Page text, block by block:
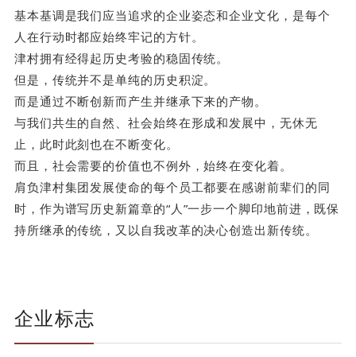
基本基调是我们应当追求的企业姿态和企业文化，是每个
人在行动时都应始终牢记的方针。
津村拥有经得起历史考验的稳固传统。
但是，传统并不是单纯的历史积淀。
而是通过不断创新而产生并继承下来的产物。
与我们共生的自然、社会始终在形成和发展中，无休无
止，此时此刻也在不断变化。
而且，社会需要的价值也不例外，始终在变化着。
肩负津村集团发展使命的每个员工都要在感谢前辈们的同
时，作为谱写历史新篇章的“人”一步一个脚印地前进，既保
持所继承的传统，又以自我改革的决心创造出新传统。
企业标志